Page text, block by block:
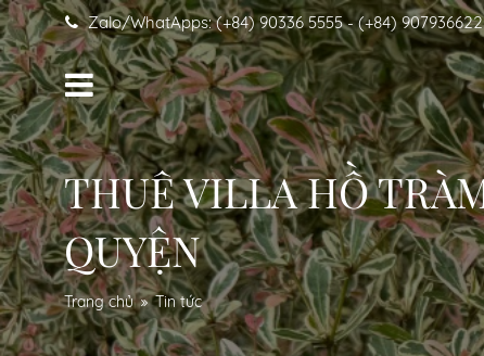
Zalo/WhatApps: (+84) 90336 5555 - (+84) 907936622
THUÊ VILLA HỒ
QUYỆN
Trang chủ Tin tức